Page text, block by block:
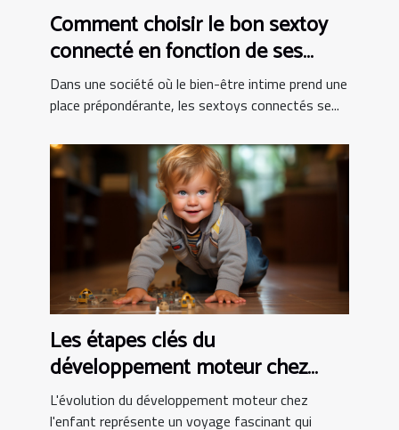
Comment choisir le bon sextoy
connecté en fonction de ses
besoins personnels
Dans une société où le bien-être intime prend une
place prépondérante, les sextoys connectés se...
Les étapes clés du
développement moteur chez
l'enfant
L'évolution du développement moteur chez
l'enfant représente un voyage fascinant qui